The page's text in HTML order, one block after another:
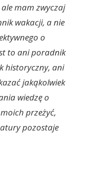
mam zwyczaj
wakacji, a nie
o
to ani poradnik
historyczny, ani
jakąkolwiek
wiedzę o
przeżyć,
pozostaje